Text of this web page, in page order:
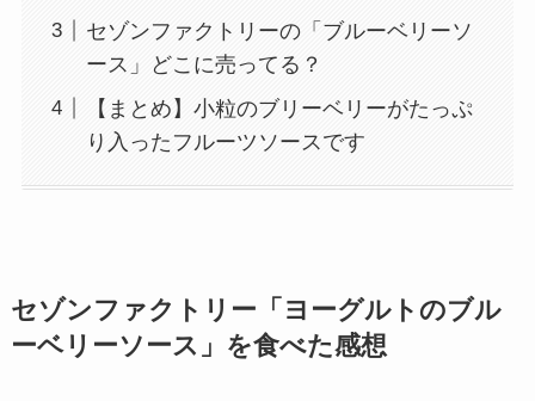
セゾンファクトリーの「ブルーベリーソ
ース」どこに売ってる？
【まとめ】小粒のブリーベリーがたっぷ
り入ったフルーツソースです
セゾンファクトリー「ヨーグルトのブル
ーベリーソース」を食べた感想